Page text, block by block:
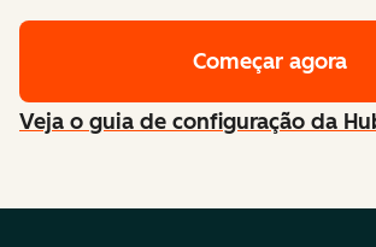
Começar agora
Veja o guia de configuração da